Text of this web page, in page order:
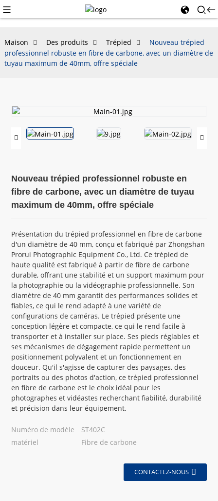
Maison Des produits Trépied
Nouveau trépied
professionnel robuste en fibre de carbone, avec un diamètre de
tuyau maximum de 40mm, offre spéciale
Nouveau trépied professionnel robuste en
fibre de carbone, avec un diamètre de tuyau
maximum de 40mm, offre spéciale
Présentation du trépied professionnel en fibre de carbone
d'un diamètre de 40 mm, conçu et fabriqué par Zhongshan
Prorui Photographic Equipment Co., Ltd. Ce trépied de
haute qualité est fabriqué à partir de fibre de carbone
durable, offrant une stabilité et un support maximum pour
la photographie ou la vidéographie professionnelle. Son
diamètre de 40 mm garantit des performances solides et
fiables, ce qui le rend adapté à une variété de
configurations de caméras. Le trépied présente une
conception légère et compacte, ce qui le rend facile à
transporter et à installer sur place. Ses pieds réglables et
ses mécanismes de dégagement rapide permettent un
positionnement polyvalent et un fonctionnement en
douceur. Qu'il s'agisse de capturer des paysages, des
portraits ou des photos d'action, ce trépied professionnel
en fibre de carbone est le choix idéal pour les
photographes et vidéastes recherchant fiabilité, durabilité
et précision dans leur équipement.
Numéro de modèle
ST402C
matériel
Fibre de carbone
CONTACTEZ-NOUS